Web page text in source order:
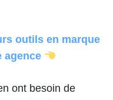
outils en marque
agence
ont besoin de